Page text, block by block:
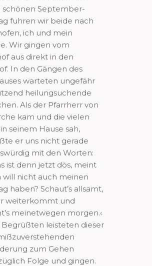
schönen September-
fuhren wir beide nach
ich und mein
Wir gingen vom
aus direkt in den
In den Gängen des
warteten ungefähr
heilungsuchende
Als der Pfarrherr von
kam und die vielen
seinem Hause sah,
er uns nicht gerade
mit den Worten:
ist denn jetzt dös, meint
will nicht auch meinen
haben? Schaut’s allsamt,
weiterkommt und
meinetwegen morgen.‹
Begrüßten leisteten dieser
zum Gehen
Folge und gingen.